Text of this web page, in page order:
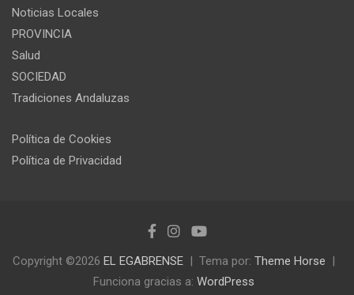
Noticias Locales
PROVINCIA
Salud
SOCIEDAD
Tradiciones Andaluzas
Política de Cookies
Política de Privacidad
Copyright ©2026 EL EGABRENSE Tema por: Theme Horse
Funciona gracias a: WordPress